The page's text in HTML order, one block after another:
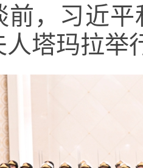
习近平
人塔玛拉举